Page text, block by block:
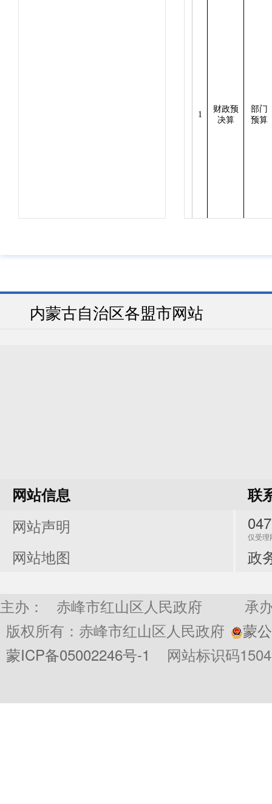
1
财政预
决算
部门
预算
决算
内蒙古自治区各盟市网站
网站信息
网站声明
网站地图
联
仅受理
政
主办： 赤峰市红山区人民政府 承
版权所有：赤峰市红山区人民政府
蒙
蒙ICP备05002246号-1
网站标识码